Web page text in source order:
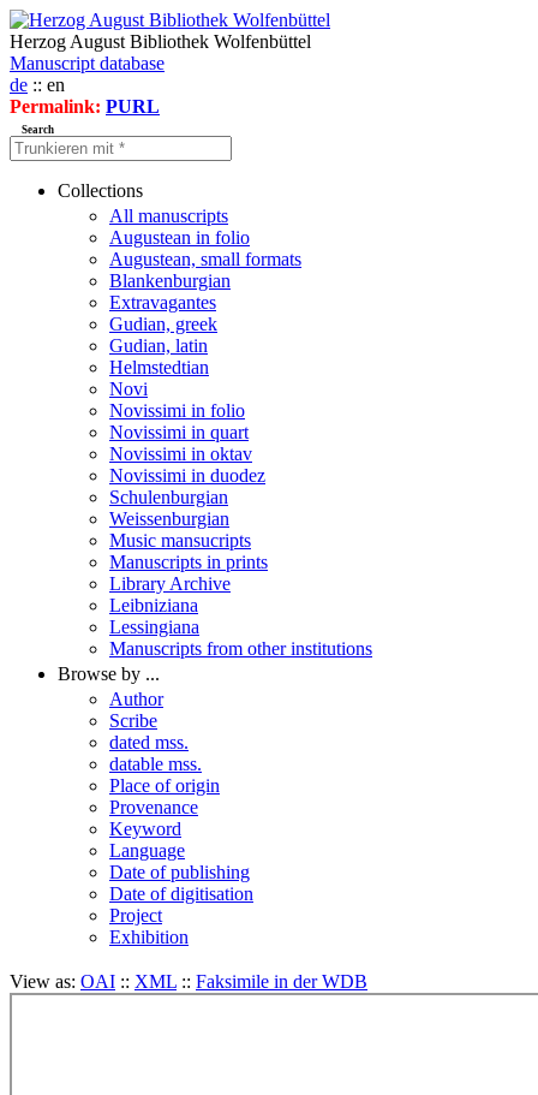
Herzog August Bibliothek Wolfenbüttel
Manuscript database
de :: en
Permalink: PURL
Search
Collections
All manuscripts
Augustean in folio
Augustean, small formats
Blankenburgian
Extravagantes
Gudian, greek
Gudian, latin
Helmstedtian
Novi
Novissimi in folio
Novissimi in quart
Novissimi in oktav
Novissimi in duodez
Schulenburgian
Weissenburgian
Music mansucripts
Manuscripts in prints
Library Archive
Leibniziana
Lessingiana
Manuscripts from other institutions
Browse by ...
Author
Scribe
dated mss.
datable mss.
Place of origin
Provenance
Keyword
Language
Date of publishing
Date of digitisation
Project
Exhibition
View as: OAI :: XML :: Faksimile in der WDB